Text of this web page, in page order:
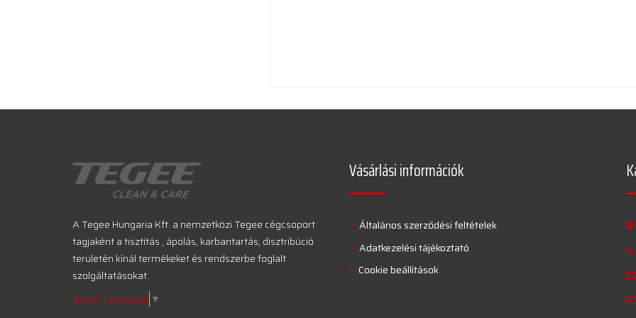
A Tegee Hungaria Kft. a nemzetközi Tegee cégcsoport
tagjaként a tisztítás , ápolás, karbantartás, disztribúció
területén kínál termékeket és rendszerbe foglalt
szolgáltatásokat.
Select Language ▼
Vásárlási információk
Általános szerződési feltételek
Adatkezelési tájékoztató
Cookie beállítások